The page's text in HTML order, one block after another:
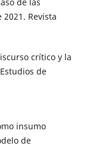
de las
Revista
crítico y la
de
insumo
de